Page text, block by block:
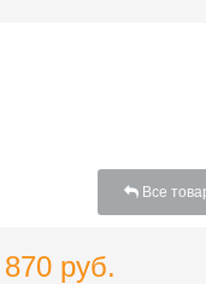
Все
руб.